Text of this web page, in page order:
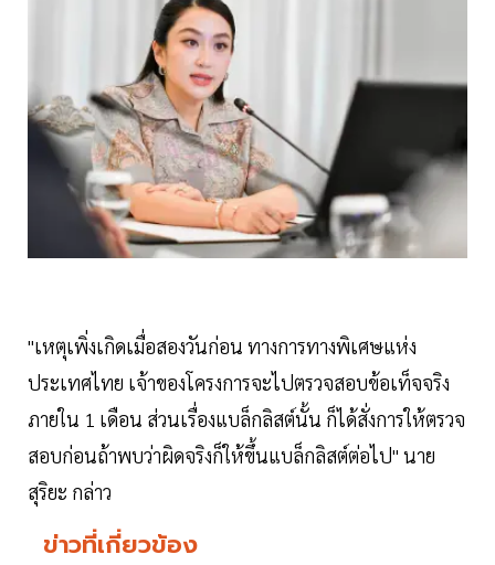
"เหตุเพิ่งเกิดเมื่อสองวันก่อน ทางการทางพิเศษแห่ง
ประเทศไทย เจ้าของโครงการจะไปตรวจสอบข้อเท็จจริง
ภายใน 1 เดือน ส่วนเรื่องแบล็กลิสต์นั้น ก็ได้สั่งการให้ตรวจ
สอบก่อนถ้าพบว่าผิดจริงก็ให้ขึ้นแบล็กลิสต์ต่อไป" นาย
สุริยะ กล่าว
ข่าวที่เกี่ยวข้อง